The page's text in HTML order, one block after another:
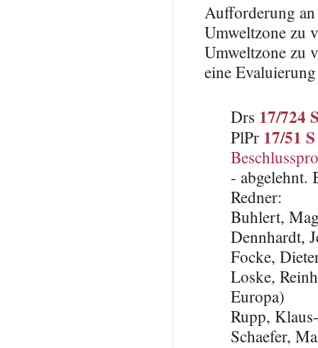
Aufforderung
Umweltzone zu
Umweltzone zu
eine
Drs 17/724
PlPr 17/51 S
- abgelehnt.
Redner:
Buhlert,
Dennhardt,
Focke,
Loske,
Europa)
Rupp,
Schaefer,